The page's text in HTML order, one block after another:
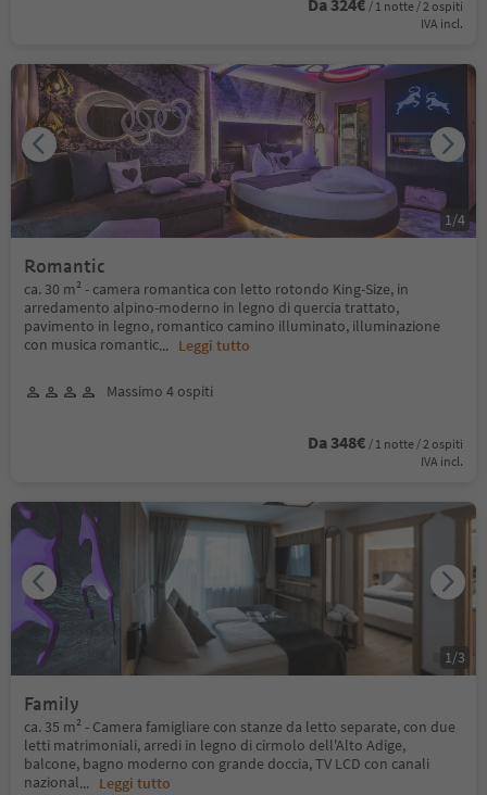
Da 324€ / 1 notte / 2 ospiti
IVA incl.
Romantic
ca. 30 m² - camera romantica con letto rotondo King-Size, in
arredamento alpino-moderno in legno di quercia trattato,
pavimento in legno, romantico camino illuminato, illuminazione
con musica romantic... Leggi tutto
Massimo 4 ospiti
Da 348€ / 1 notte / 2 ospiti
IVA incl.
1/4
Family
ca. 35 m² - Camera famigliare con stanze da letto separate, con due
letti matrimoniali, arredi in legno di cirmolo dell'Alto Adige,
balcone, bagno moderno con grande doccia, TV LCD con canali
nazional... Leggi tutto
1/3